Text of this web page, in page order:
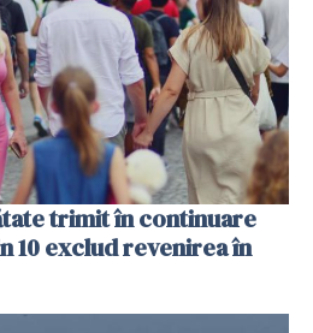
trimit în continuare
10 exclud revenirea în